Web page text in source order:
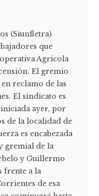
(Siunfletra)
que
Agrícola
El gremio
reclamo de las
El sindicato es
ayer, por
de la localidad de
es encabezada
gremial de la
y Guillermo
frente a la
de esa